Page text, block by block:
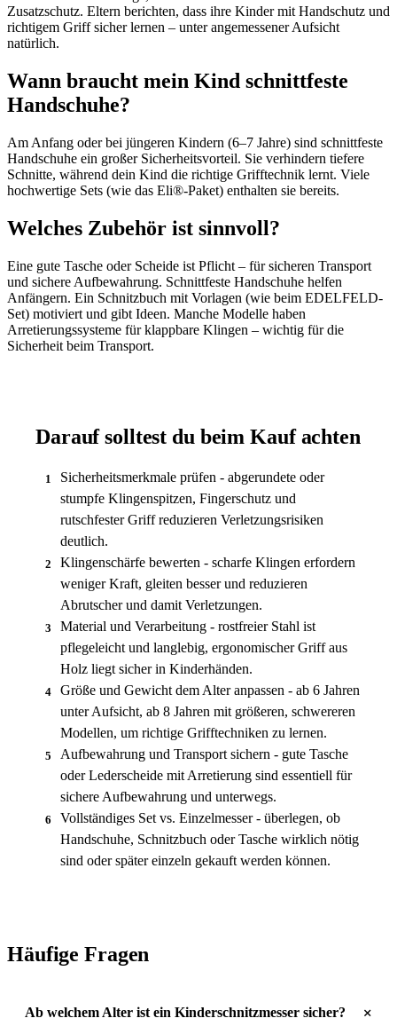
Zusatzschutz. Eltern berichten, dass ihre Kinder mit Handschutz und
richtigem Griff sicher lernen – unter angemessener Aufsicht
natürlich.
Wann braucht mein Kind schnittfeste
Handschuhe?
Am Anfang oder bei jüngeren Kindern (6–7 Jahre) sind schnittfeste
Handschuhe ein großer Sicherheitsvorteil. Sie verhindern tiefere
Schnitte, während dein Kind die richtige Grifftechnik lernt. Viele
hochwertige Sets (wie das Eli®-Paket) enthalten sie bereits.
Welches Zubehör ist sinnvoll?
Eine gute Tasche oder Scheide ist Pflicht – für sicheren Transport
und sichere Aufbewahrung. Schnittfeste Handschuhe helfen
Anfängern. Ein Schnitzbuch mit Vorlagen (wie beim EDELFELD-
Set) motiviert und gibt Ideen. Manche Modelle haben
Arretierungssysteme für klappbare Klingen – wichtig für die
Sicherheit beim Transport.
Darauf solltest du beim Kauf achten
1
Sicherheitsmerkmale prüfen - abgerundete oder
stumpfe Klingenspitzen, Fingerschutz und
rutschfester Griff reduzieren Verletzungsrisiken
deutlich.
2
Klingenschärfe bewerten - scharfe Klingen erfordern
weniger Kraft, gleiten besser und reduzieren
Abrutscher und damit Verletzungen.
3
Material und Verarbeitung - rostfreier Stahl ist
pflegeleicht und langlebig, ergonomischer Griff aus
Holz liegt sicher in Kinderhänden.
4
Größe und Gewicht dem Alter anpassen - ab 6 Jahren
unter Aufsicht, ab 8 Jahren mit größeren, schwereren
Modellen, um richtige Grifftechniken zu lernen.
5
Aufbewahrung und Transport sichern - gute Tasche
oder Lederscheide mit Arretierung sind essentiell für
sichere Aufbewahrung und unterwegs.
6
Vollständiges Set vs. Einzelmesser - überlegen, ob
Handschuhe, Schnitzbuch oder Tasche wirklich nötig
sind oder später einzeln gekauft werden können.
Häufige Fragen
Ab welchem Alter ist ein Kinderschnitzmesser sicher? +